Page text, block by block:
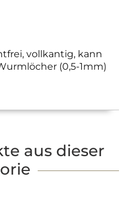
vollkantig, kann
(0,5-1mm)
aus dieser